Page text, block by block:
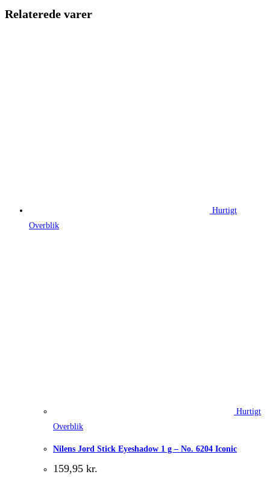
Relaterede varer
Hurtigt
Overblik
Hurtigt
Overblik
Nilens Jord Stick Eyeshadow 1 g – No. 6204 Iconic
159,95 kr.